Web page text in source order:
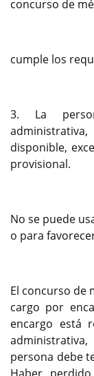
concurso de
cumple los
3. La
disponible,
provisional.
No se puede
o para
El concurso de
cargo por
encargo está
persona debe